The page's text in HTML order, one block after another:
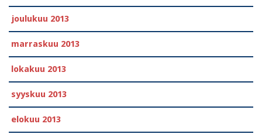
joulukuu 2013
marraskuu 2013
lokakuu 2013
syyskuu 2013
elokuu 2013